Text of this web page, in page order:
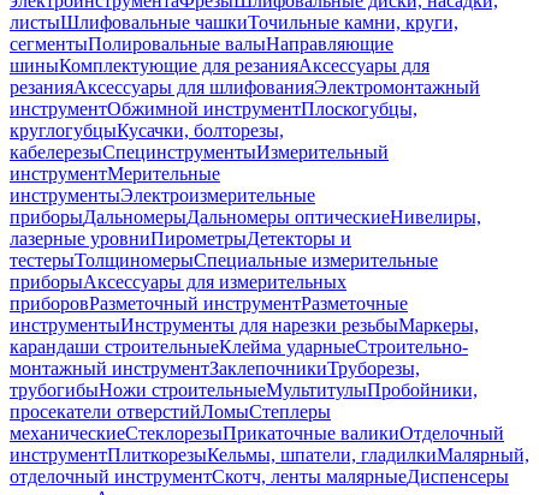
листыШлифовальные чашкиТочильные камни, круги,
сегментыПолировальные валыНаправляющие
шиныКомплектующие для резанияАксессуары для
резанияАксессуары для шлифованияЭлектромонтажный
инструментОбжимной инструментПлоскогубцы,
круглогубцыКусачки, болторезы,
кабелерезыСпецинструментыИзмерительный
инструментМерительные
инструментыЭлектроизмерительные
приборыДальномерыДальномеры оптическиеНивелиры,
лазерные уровниПирометрыДетекторы и
тестерыТолщиномерыСпециальные измерительные
приборыАксессуары для измерительных
приборовРазметочный инструментРазметочные
инструментыИнструменты для нарезки резьбыМаркеры,
карандаши строительныеКлейма ударныеСтроительно-
монтажный инструментЗаклепочникиТруборезы,
трубогибыНожи строительныеМультитулыПробойники,
просекатели отверстийЛомыСтеплеры
механическиеСтеклорезыПрикаточные валикиОтделочный
инструментПлиткорезыКельмы, шпатели, гладилкиМалярный,
отделочный инструментСкотч, ленты малярныеДиспенсеры